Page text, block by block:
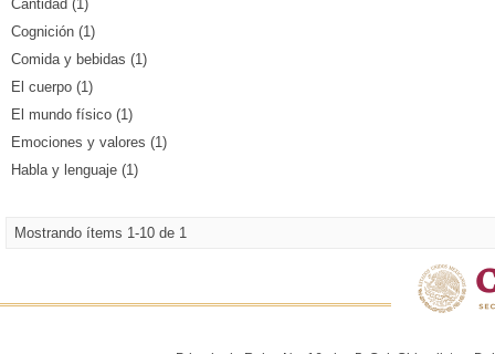
Cantidad (1)
Cognición (1)
Comida y bebidas (1)
El cuerpo (1)
El mundo físico (1)
Emociones y valores (1)
Habla y lenguaje (1)
Mostrando ítems 1-10 de 1